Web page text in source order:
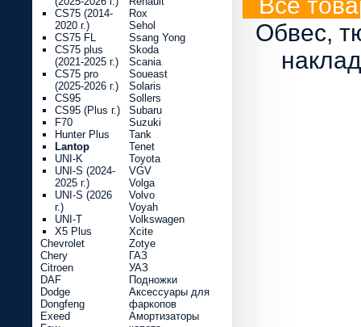
Обвес,
CS75 (2014-
2020 г.)
CS75 FL
CS75 plus
(2021-2025 г.)
CS75 pro
(2025-2026 г.)
CS95
CS95 (Plus г.)
F70
Hunter Plus
Lantop
UNI-K
UNI-S (2024-
2025 г.)
UNI-S (2026
г.)
UNI-T
X5 Plus
Chevrolet
Chery
Citroen
DAF
Dodge
Dongfeng
Exeed
Rox
Sehol
Ssang Yong
Skoda
Scania
Soueast
Solaris
Sollers
Subaru
Suzuki
Tank
Tenet
Toyota
VGV
Volga
Volvo
Voyah
Volkswagen
Xcite
Zotye
ГАЗ
УАЗ
Подножки
Аксессуары для
фаркопов
Амортизаторы